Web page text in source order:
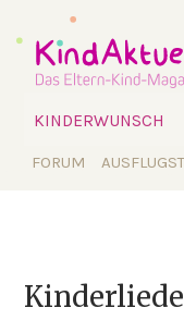
überspringen
KINDERWUNSCH
Navigation
FORUM